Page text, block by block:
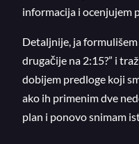
informacija i ocenjujem
Detaljnije, ja
drugačije na 2:15?” i
dobijem predloge koji
ako ih primenim dve
plan i ponovo snimam